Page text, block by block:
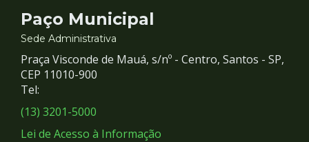
Contato
e
Redes
Sociais
Paço Municipal
Sede Administrativa
Praça Visconde de Mauá, s/nº - Centro, Santos - SP,
CEP 11010-900
Tel:
(13) 3201-5000
Lei de Acesso à Informação